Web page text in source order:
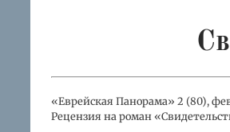
«Еврейская Панорама» 2 (80),
Рецензия на роман